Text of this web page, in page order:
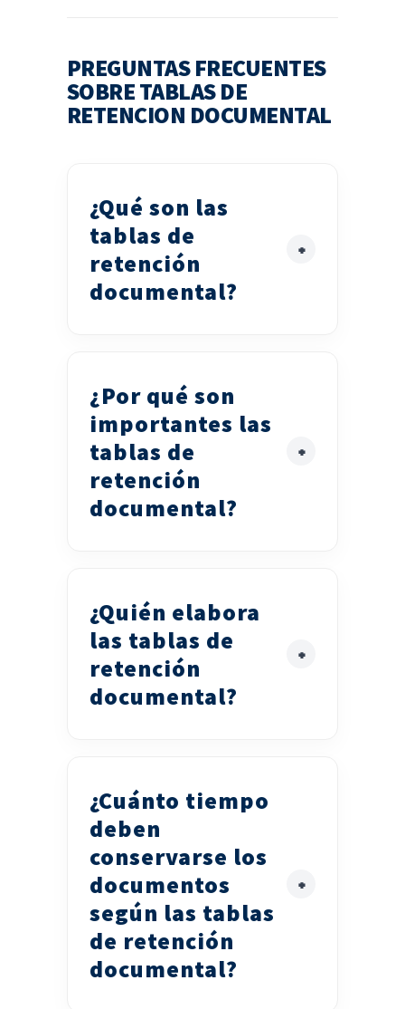
PREGUNTAS FRECUENTES
SOBRE TABLAS DE
RETENCION DOCUMENTAL
¿Qué son las
tablas de
retención
documental?
¿Por qué son
importantes las
tablas de
retención
documental?
¿Quién elabora
las tablas de
retención
documental?
¿Cuánto tiempo
deben
conservarse los
documentos
según las tablas
de retención
documental?